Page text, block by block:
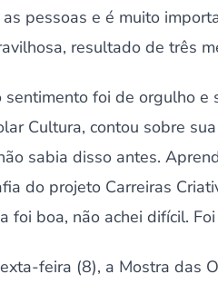
pessoas e é muito
resultado de três
sentimento foi de orgulho
Cultura, contou sobre
sabia disso antes.
do projeto Carreiras
foi boa, não achei difícil.
feira (8), a Mostra das